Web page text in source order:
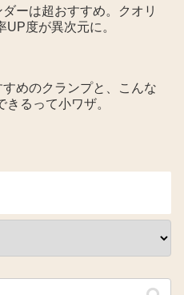
ーは超おすすめ。クオリ
UP度が異次元に。
すめのクランプと、こんな
きるって小ワザ。